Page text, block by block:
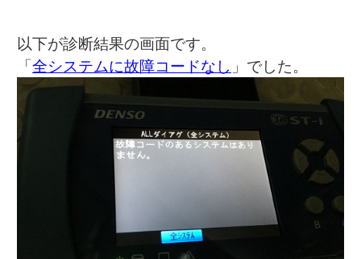
以下が診断結果の画面です。
「全システムに故障コードなし 」でした。